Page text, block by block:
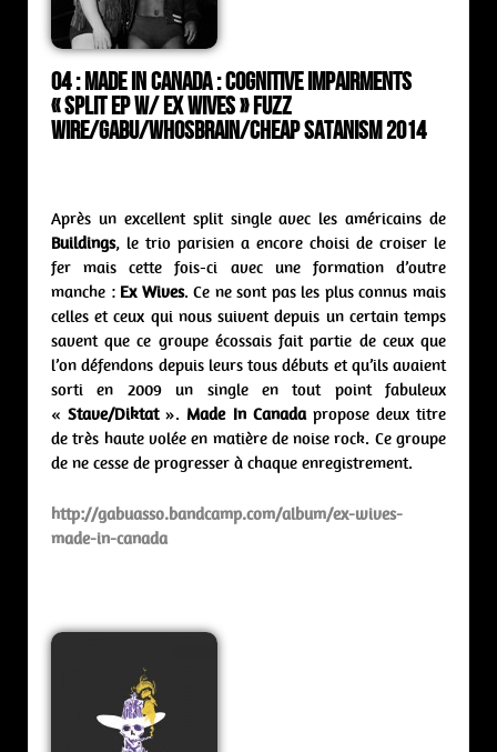
04 : Made In Canada : cognitive impairments
« Split ep w/ Ex Wives » Fuzz
Wire/Gabu/Whosbrain/Cheap Satanism 2014
Après un excellent split single avec les américains de
Buildings, le trio parisien a encore choisi de croiser le
fer mais cette fois-ci avec une formation d’outre
manche : Ex Wives. Ce ne sont pas les plus connus mais
celles et ceux qui nous suivent depuis un certain temps
savent que ce groupe écossais fait partie de ceux que
l’on défendons depuis leurs tous débuts et qu’ils avaient
sorti en 2009 un single en tout point fabuleux
«Stave/Diktat». Made In Canadapropose deux titre
de très haute volée en matière de noise rock. Ce groupe
de ne cesse de progresser à chaque enregistrement.
http://gabuasso.bandcamp.com/album/ex-wives-
made-in-canada